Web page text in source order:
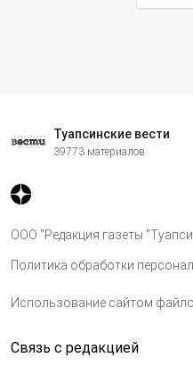
Туапсинские вести
39773 материалов
ООО "Редакция газеты
Политика обработки
Использование сайтом
Связь с редакцией